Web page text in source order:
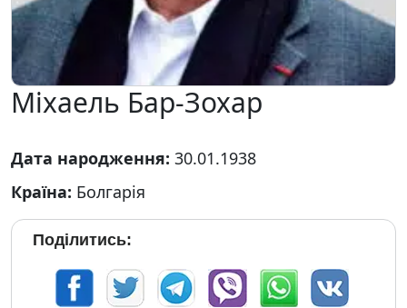
Міхаель Бар-Зохар
Дата народження: 30.01.1938
Країна: Болгарія
Поділитись: